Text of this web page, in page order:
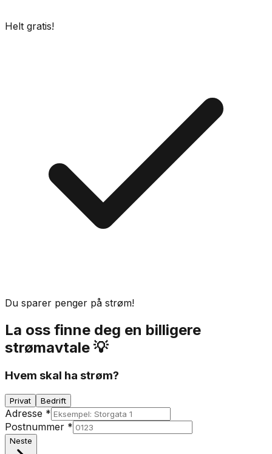
Helt gratis!
Du sparer penger på strøm!
La oss finne deg en billigere
strømavtale 💡
Hvem skal ha strøm?
Privat Bedrift
Adresse *
Postnummer *
Neste